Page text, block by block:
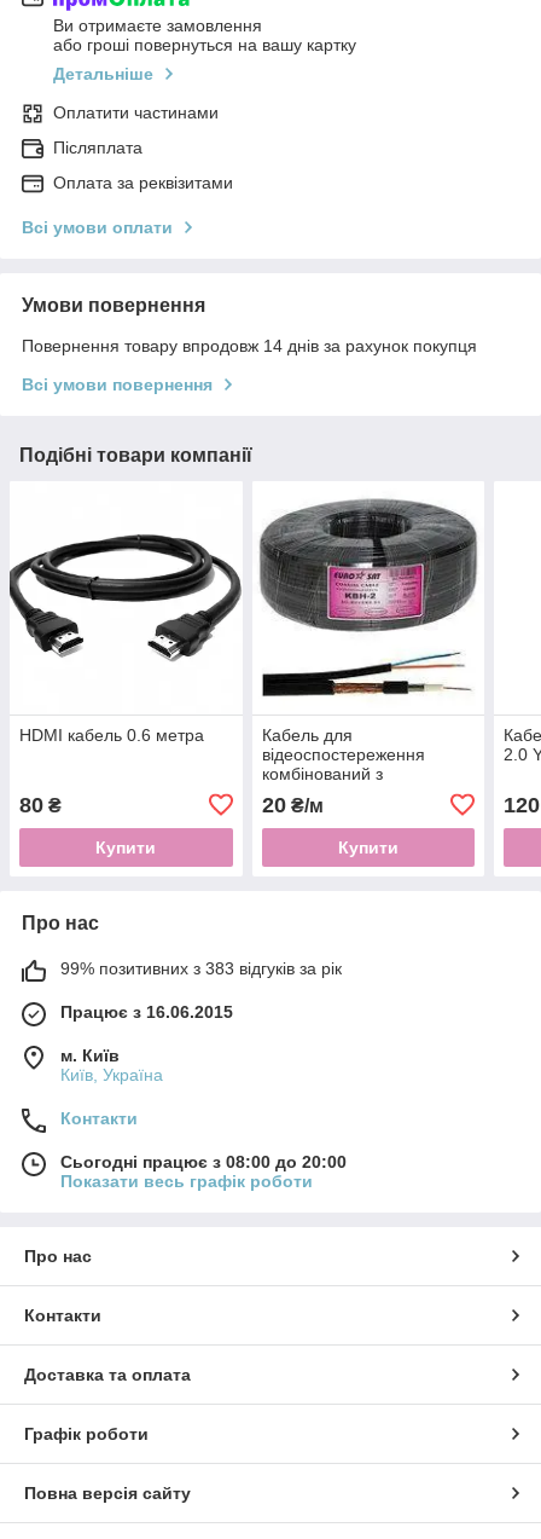
Ви отримаєте замовлення
або гроші повернуться на вашу картку
Детальніше
Оплатити частинами
Післяплата
Оплата за реквізитами
Всі умови оплати
Умови повернення
Повернення товару впродовж 14 днів за рахунок покупця
Всі умови повернення
Подібні товари компанії
HDMI кабель 0.6 метра
80 ₴
Купити
Кабель для
відеоспостереження
комбінований з
KBH-2 (3C-2V+2х0,51)
Чорний
20₴/м
Купити
2.0
120
Про нас
99% позитивних з 383 відгуків за рік
Працює з 16.06.2015
м. Київ
Київ, Україна
Контакти
Сьогодні працює з 08:00 до 20:00
Показати весь графік роботи
Про нас
Контакти
Доставка та оплата
Графік роботи
Повна версія сайту